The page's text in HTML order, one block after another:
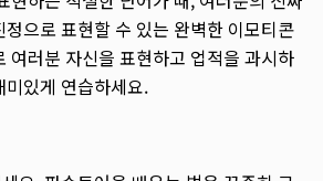
으로 표현할 수 있는 완벽한 이모티콘
여러분 자신을 표현하고 업적을 과시하
있게 연습하세요.